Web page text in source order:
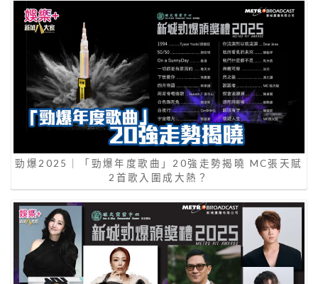
勁爆2025｜「勁爆年度歌曲」20強走勢揭曉 MC張天賦
2首歌入圍成大熱？